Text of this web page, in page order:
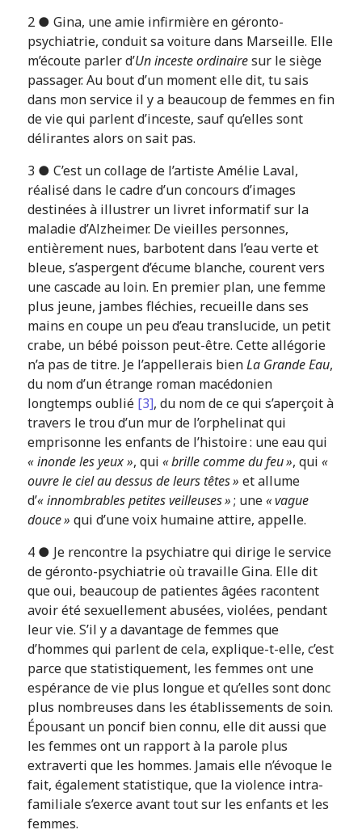
2 ● Gina, une amie infirmière en géronto-
psychiatrie, conduit sa voiture dans Marseille. Elle
m’écoute parler d’Un inceste ordinairesur le siège
passager. Au bout d’un moment elle dit, tu sais
dans mon service il y a beaucoup de femmes en fin
de vie qui parlent d’inceste, sauf qu’elles sont
délirantes alors on sait pas.
3 ● C’est un collage de l’artiste Amélie Laval,
réalisé dans le cadre d’un concours d’images
destinées à illustrer un livret informatif sur la
maladie d’Alzheimer. De vieilles personnes,
entièrement nues, barbotent dans l’eau verte et
bleue, s’aspergent d’écume blanche, courent vers
une cascade au loin. En premier plan, une femme
plus jeune, jambes fléchies, recueille dans ses
mains en coupe un peu d’eau translucide, un petit
crabe, un bébé poisson peut-être. Cette allégorie
n’a pas de titre. Je l’appellerais bienLa Grande Eau,
du nom d’un étrange roman macédonien
longtemps oublié [3], du nom de ce qui s’aperçoit à
travers le trou d’un mur de l’orphelinat qui
emprisonne les enfants de l’histoire : une eau qui
« inonde les yeux », qui « brille comme du feu », qui «
ouvre le ciel au dessus de leurs têtes » et allume
d’« innombrables petites veilleuses »; une« vague
douce » qui d’une voix humaine attire, appelle.
4 ● Je rencontre la psychiatre qui dirige le service
de géronto-psychiatrie où travaille Gina. Elle dit
que oui, beaucoup de patientes âgées racontent
avoir été sexuellement abusées, violées, pendant
leur vie. S’il y a davantage de femmes que
d’hommes qui parlent de cela, explique-t-elle, c’est
parce que statistiquement, les femmes ont une
espérance de vie plus longue et qu’elles sont donc
plus nombreuses dans les établissements de soin.
Épousant un poncif bien connu, elle dit aussi que
les femmes ont un rapport à la parole plus
extraverti que les hommes. Jamais elle n’évoque le
fait, également statistique, que la violence intra-
familiale s’exerce avant tout sur les enfants et les
femmes.